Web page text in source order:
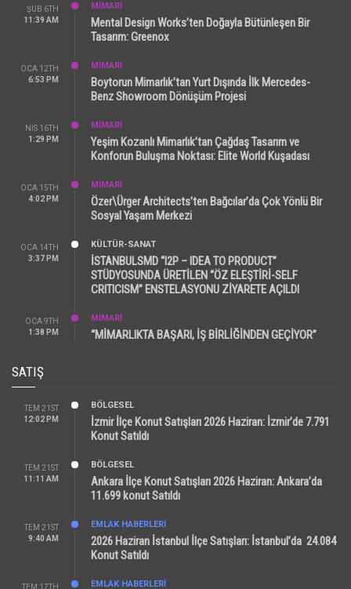
ŞUB 6TH
11:39 AM
MİMARİ
Mental Design Works’ten Doğayla Bütünleşen Bir
Tasarım: Greenox
OCA 12TH
6:53 PM
MİMARİ
Boytorun Mimarlık’tan Yurt Dışında İlk Mercedes-
Benz Showroom Dönüşüm Projesi
NIS 16TH
1:29 PM
MİMARİ
Yeşim Kozanlı Mimarlık’tan Çağdaş Tasarım ve
Konforun Buluşma Noktası: Elite World Kuşadası
OCA 15TH
4:02 PM
MİMARİ
Özer\Ürger Architects’ten Bağcılar’da Çok Yönlü Bir
Sosyal Yaşam Merkezi
OCA 14TH
3:37 PM
KÜLTÜR-SANAT
İSTANBULSMD “I2P – IDEA TO PRODUCT”
STÜDYOSUNDA ÜRETİLEN “ÖZ ELEŞTİRİ-SELF
CRITICISM” ENSTELASYONU ZİYARETE AÇILDI
OCA 9TH
1:38 PM
MİMARİ
“MİMARLIKTA BAŞARI, İŞ BİRLİĞİNDEN GEÇİYOR”
SATIŞ
TEM 21ST
12:02 PM
BÖLGESEL
İzmir İlçe Konut Satışları 2026 Haziran: İzmir’de 7.791
Konut Satıldı
TEM 21ST
11:11 AM
BÖLGESEL
Ankara İlçe Konut Satışları 2026 Haziran: Ankara’da
11.699 konut Satıldı
TEM 21ST
9:40 AM
EMLAK HABERLERI
2026 Haziran İstanbul İlçe Satışları: İstanbul’da 24.084
Konut Satıldı
TEM 17TH EMLAK HABERLERI